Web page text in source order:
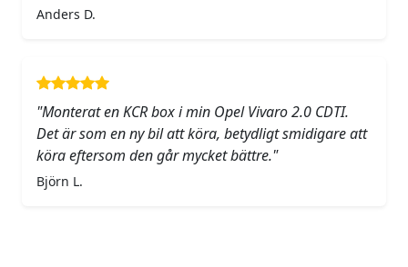
Anders D.
"Monterat en KCR box i min Opel Vivaro 2.0 CDTI.
Det är som en ny bil att köra, betydligt smidigare att
köra eftersom den går mycket bättre."
Björn L.